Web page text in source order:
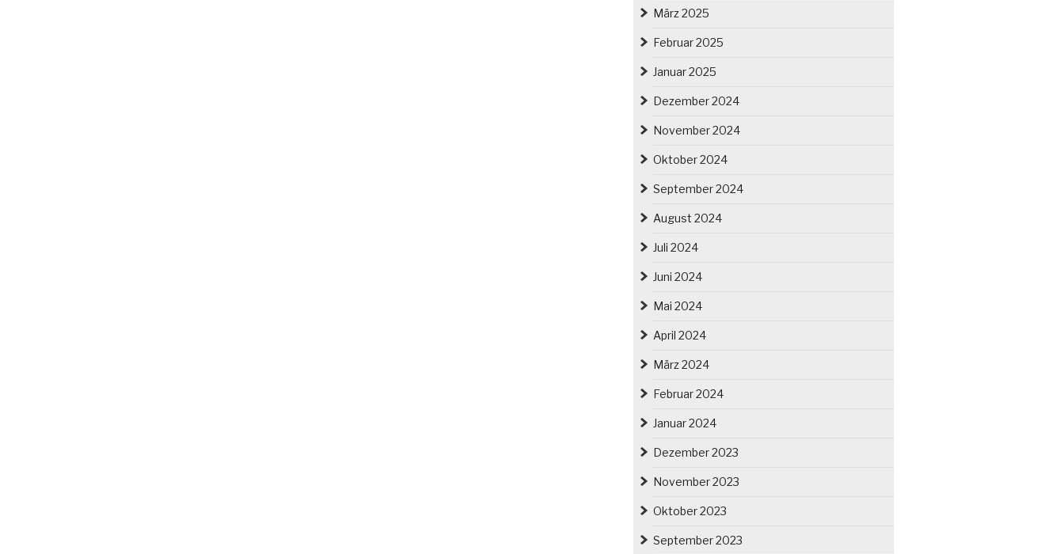
März 2025
Februar 2025
Januar 2025
Dezember 2024
November 2024
Oktober 2024
September 2024
August 2024
Juli 2024
Juni 2024
Mai 2024
April 2024
März 2024
Februar 2024
Januar 2024
Dezember 2023
November 2023
Oktober 2023
September 2023